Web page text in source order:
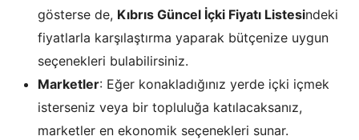
gösterse de, Kıbrıs Güncel İçki Fiyatı Listesindeki
fiyatlarla karşılaştırma yaparak bütçenize uygun
seçenekleri bulabilirsiniz.
Marketler: Eğer konakladığınız yerde içki içmek
isterseniz veya bir topluluğa katılacaksanız,
marketler en ekonomik seçenekleri sunar.